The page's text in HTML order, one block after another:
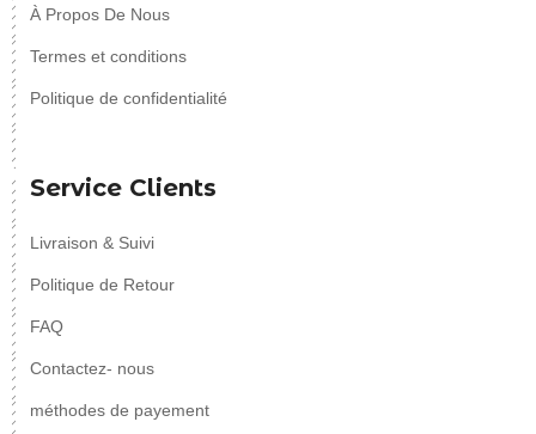
À Propos De Nous
Termes et conditions
Politique de confidentialité
Service Clients
Livraison & Suivi
Politique de Retour
FAQ
Contactez- nous
méthodes de payement